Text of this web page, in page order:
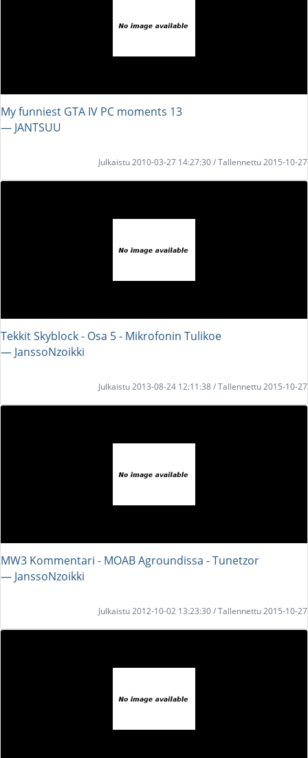
My funniest GTA IV PC moments 13
― JANTSUU
Julkaistu 2010-03-27 14:27:30 / Tallennettu 2015-10-27
Tekkit Skyblock - Osa 5 - Mikrofonin Tulikoe
― JanssoNzoikki
Julkaistu 2013-08-24 12:11:38 / Tallennettu 2015-10-27
MW3 Kommentari - MOAB Agroundissa - Tunetzor
― JanssoNzoikki
Julkaistu 2012-10-02 13:23:30 / Tallennettu 2015-10-27